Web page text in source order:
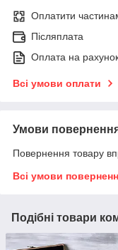
Оплатити
Післяплата
Оплата на
Всі умови оплати
Умови
Повернення товару
Всі умови
Подібні товари